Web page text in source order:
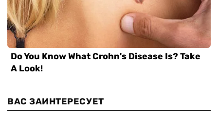
ВАС ЗАИНТЕРЕСУЕТ